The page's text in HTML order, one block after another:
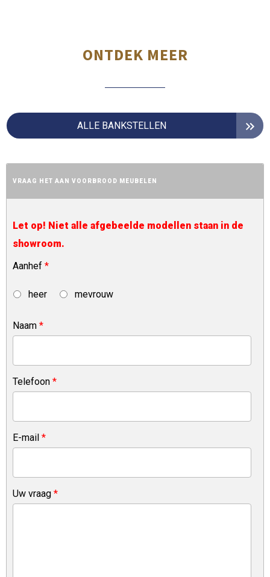
ONTDEK MEER
ALLE BANKSTELLEN
VRAAG HET AAN VOORBROOD MEUBELEN
Let op! Niet alle afgebeelde modellen staan in de
showroom.
Aanhef *
heer mevrouw
Naam *
Telefoon *
E-mail *
Uw vraag *